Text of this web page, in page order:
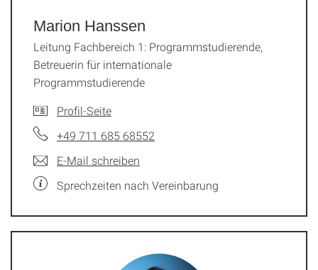
Marion Hanssen
Leitung Fachbereich 1: Programmstudierende,
Betreuerin für internationale
Programmstudierende
Profil-Seite
+49 711 685 68552
E-Mail schreiben
Sprechzeiten nach Vereinbarung